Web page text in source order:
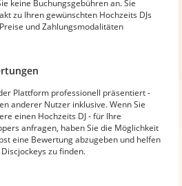
keine Buchungsgebühren an. Sie
zu Ihren gewünschten Hochzeits DJs
und Zahlungsmodalitäten
Plattform professionell präsentiert -
anderer Nutzer inklusive. Wenn Sie
einen Hochzeits DJ - für Ihre
anfragen, haben Sie die Möglichkeit
eine Bewertung abzugeben und helfen
zu finden.